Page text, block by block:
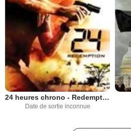
24 heures chrono - Redemption
Date de sortie inconnue